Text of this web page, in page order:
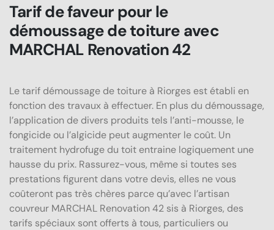
Tarif de faveur pour le
démoussage de toiture avec
MARCHAL Renovation 42
Le tarif démoussage de toiture à Riorges est établi en
fonction des travaux à effectuer. En plus du démoussage,
l’application de divers produits tels l’anti-mousse, le
fongicide ou l’algicide peut augmenter le coût. Un
traitement hydrofuge du toit entraine logiquement une
hausse du prix. Rassurez-vous, même si toutes ses
prestations figurent dans votre devis, elles ne vous
coûteront pas très chères parce qu’avec l’artisan
couvreur MARCHAL Renovation 42 sis à Riorges, des
tarifs spéciaux sont offerts à tous, particuliers ou